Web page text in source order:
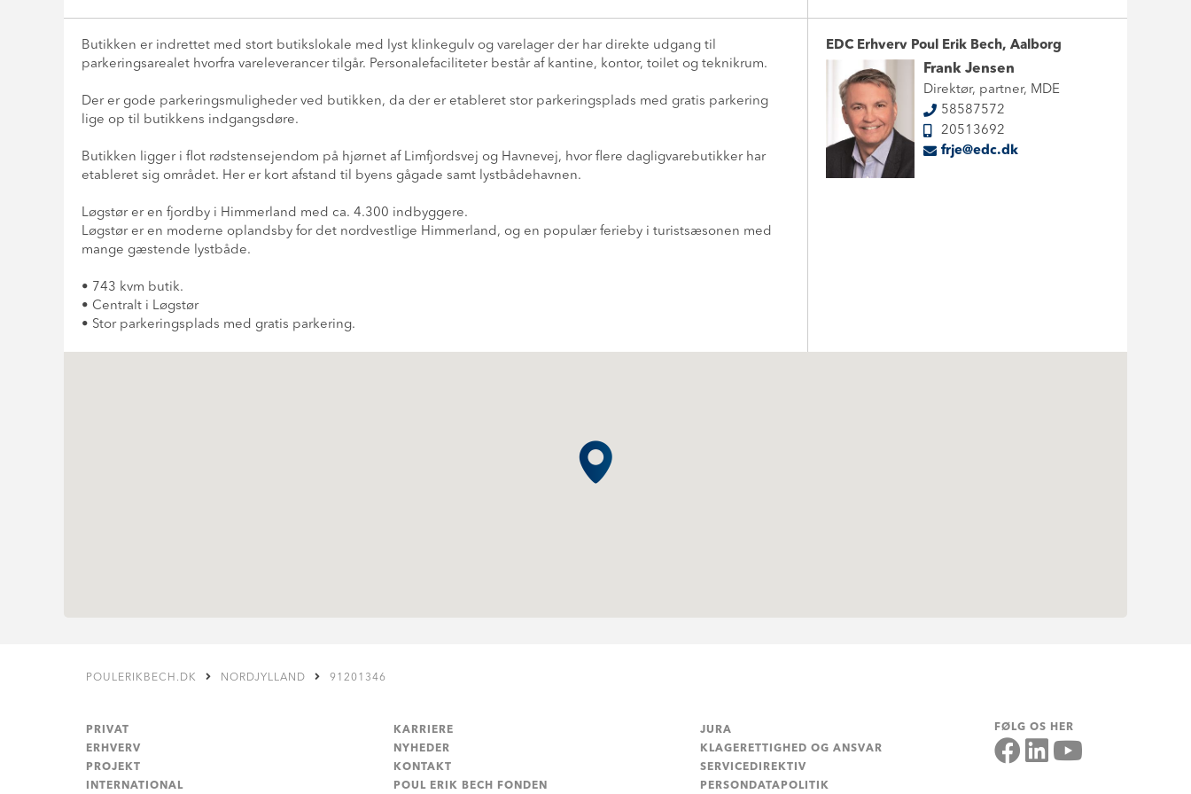
Butikken er indrettet med stort butikslokale med lyst klinkegulv og varelager der har direkte udgang til
parkeringsarealet hvorfra vareleverancer tilgår. Personalefaciliteter består af kantine, kontor, toilet og teknikrum.
Der er gode parkeringsmuligheder ved butikken, da der er etableret stor parkeringsplads med gratis parkering
lige op til butikkens indgangsdøre.
Butikken ligger i flot rødstensejendom på hjørnet af Limfjordsvej og Havnevej, hvor flere dagligvarebutikker har
etableret sig området. Her er kort afstand til byens gågade samt lystbådehavnen.
Løgstør er en fjordby i Himmerland med ca. 4.300 indbyggere.
Løgstør er en moderne oplandsby for det nordvestlige Himmerland, og en populær ferieby i turistsæsonen med
mange gæstende lystbåde.
• 743 kvm butik.
• Centralt i Løgstør
• Stor parkeringsplads med gratis parkering.
EDC Erhverv Poul Erik Bech, Aalborg
Frank Jensen
Direktør, partner, MDE
58587572
20513692
frje@edc.dk
POULERIKBECH.DK NORDJYLLAND 91201346
PRIVAT
ERHVERV
PROJEKT
INTERNATIONAL
KARRIERE
NYHEDER
KONTAKT
POUL ERIK BECH FONDEN
JURA
KLAGERETTIGHED OG ANSVAR
SERVICEDIREKTIV
PERSONDATAPOLITIK
FØLG OS HER